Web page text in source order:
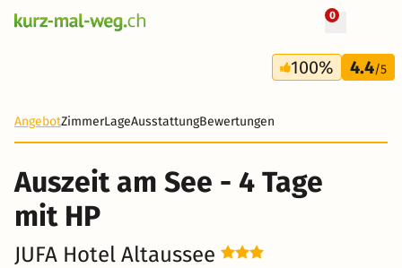
0
4 Tage
228 CHF
100% 4.4/5
AngebotZimmerLageAusstattungBewertungen
Auszeit am See - 4 Tage
mit HP
JUFA Hotel Altaussee